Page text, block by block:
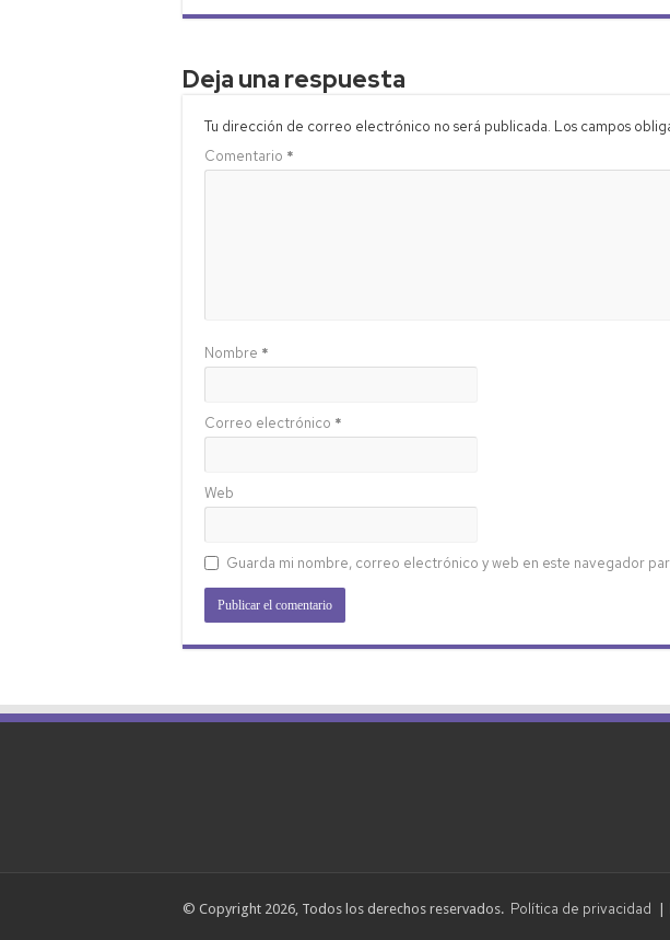
Deja una respuesta
Tu dirección de correo electrónico no será publicada. Los campos
Comentario *
Nombre *
Correo electrónico *
Web
Guarda mi nombre, correo electrónico y web en este navegador
© Copyright 2026, Todos los derechos reservados. Política de privacidad |